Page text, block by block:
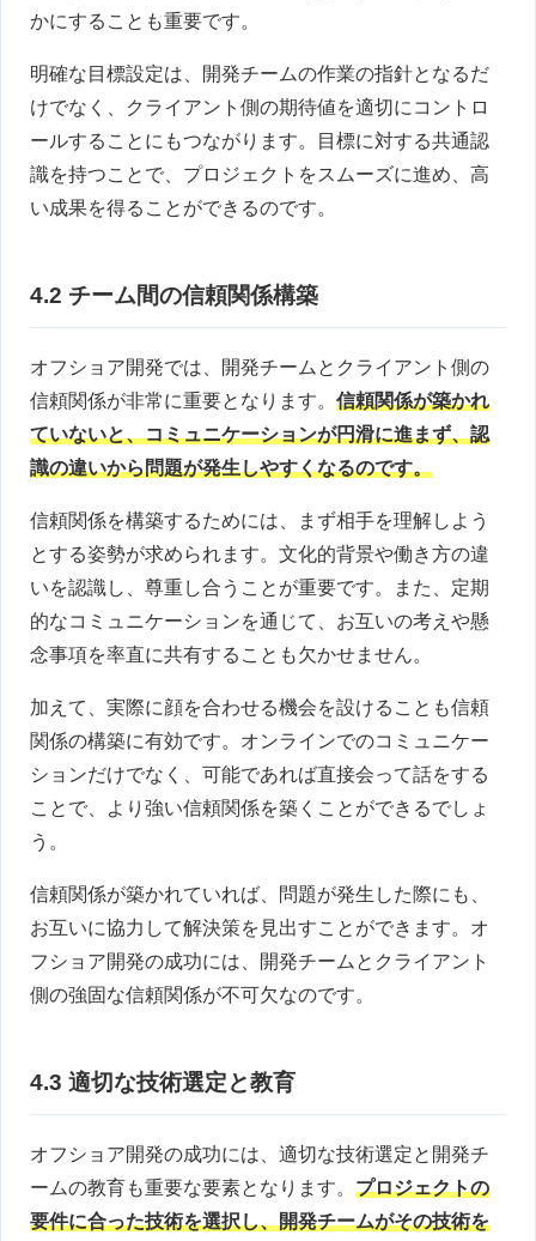
かにすることも重要です。
明確な目標設定は、開発チームの作業の指針となるだ
けでなく、クライアント側の期待値を適切にコントロ
ールすることにもつながります。目標に対する共通認
識を持つことで、プロジェクトをスムーズに進め、高
い成果を得ることができるのです。
4.2 チーム間の信頼関係構築
オフショア開発では、開発チームとクライアント側の
信頼関係が非常に重要となります。 信頼関係が築かれ
ていないと、コミュニケーションが円滑に進まず、認
識の違いから問題が発生しやすくなるのです。
信頼関係を構築するためには、まず相手を理解しよう
とする姿勢が求められます。文化的背景や働き方の違
いを認識し、尊重し合うことが重要です。また、定期
的なコミュニケーションを通じて、お互いの考えや懸
念事項を率直に共有することも欠かせません。
加えて、実際に顔を合わせる機会を設けることも信頼
関係の構築に有効です。オンラインでのコミュニケー
ションだけでなく、可能であれば直接会って話をする
ことで、より強い信頼関係を築くことができるでしょ
う。
信頼関係が築かれていれば、問題が発生した際にも、
お互いに協力して解決策を見出すことができます。オ
フショア開発の成功には、開発チームとクライアント
側の強固な信頼関係が不可欠なのです。
4.3 適切な技術選定と教育
オフショア開発の成功には、適切な技術選定と開発チ
ームの教育も重要な要素となります。 プロジェクトの
要件に合った技術を選択し、開発チームがその技術を